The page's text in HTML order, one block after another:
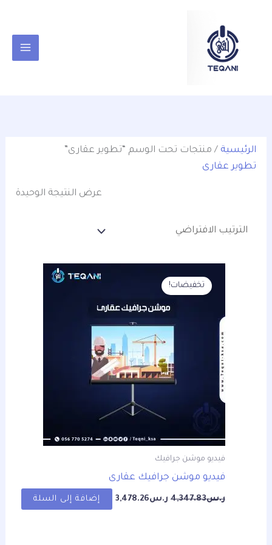
المحتوى
الرئيسية / منتجات تحت الوسم “تطوير عقارى”
تطوير عقارى
عرض النتيجة الوحيدة
تخفيضات!
فيديو موشن جرافيك
فيديو موشن جرافيك عقارى
ر.س4,347.83
الأصلي
هو:
ر.س4,347.83.
ر.س3,478.26
الحالي
ر.س3,478.26.
إضافة إلى السلة